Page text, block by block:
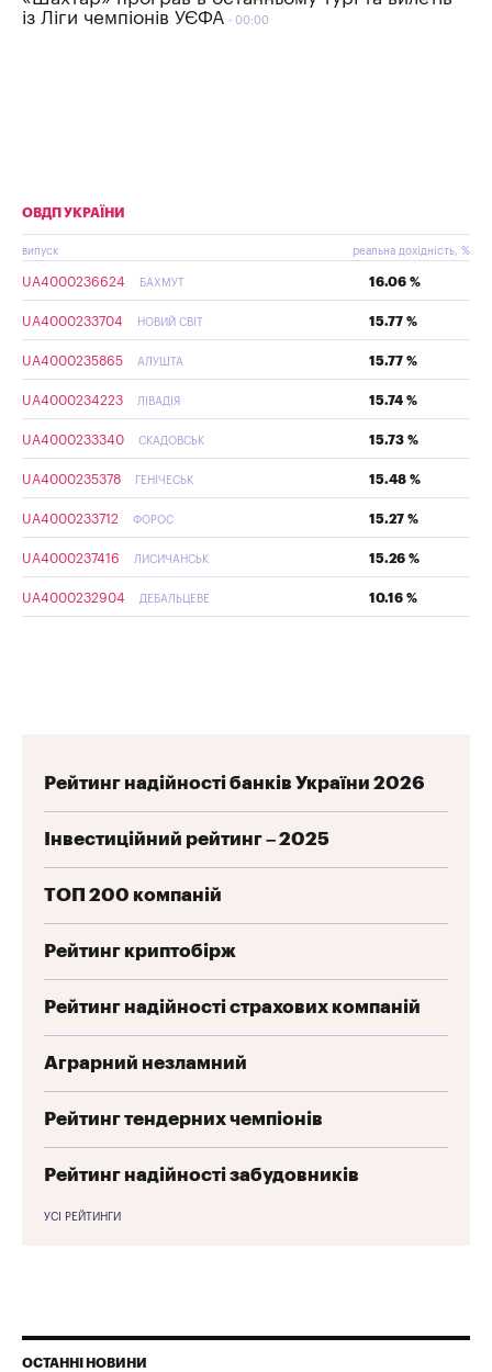
із Ліги чемпіонів УЄФА
00:00
ОВДП УКРАЇНИ
випуск реальна дохідність, %
UA4000236624 БАХМУТ 16.06 %
UA4000233704 НОВИЙ СВІТ 15.77 %
UA4000235865 АЛУШТА 15.77 %
UA4000234223 ЛІВАДІЯ 15.74 %
UA4000233340 СКАДОВСЬК 15.73 %
UA4000235378 ГЕНІЧЕСЬК 15.48 %
UA4000233712 ФОРОС 15.27 %
UA4000237416 ЛИСИЧАНСЬК 15.26 %
UA4000232904 ДЕБАЛЬЦЕВЕ 10.16 %
Рейтинг надійності банків України 2026
Інвестиційний рейтинг – 2025
ТОП 200 компаній
Рейтинг криптобірж
Рейтинг надійності страхових компаній
Аграрний незламний
Рейтинг тендерних чемпіонів
Рейтинг надійності забудовників
УСІ РЕЙТИНГИ
ОСТАННІ НОВИНИ